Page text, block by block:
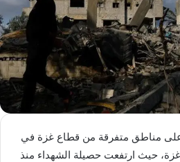
على مناطق متفرقة من قطاع غزة في
على غزة، حيث ارتفعت حصيلة الشهداء منذ